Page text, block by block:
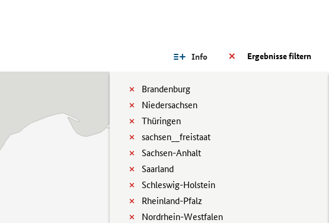
Ergebnisse filtern
Info
Brandenburg
Niedersachsen
Thüringen
sachsen__freistaat
Sachsen-Anhalt
Saarland
Schleswig-Holstein
Rheinland-Pfalz
Nordrhein-Westfalen